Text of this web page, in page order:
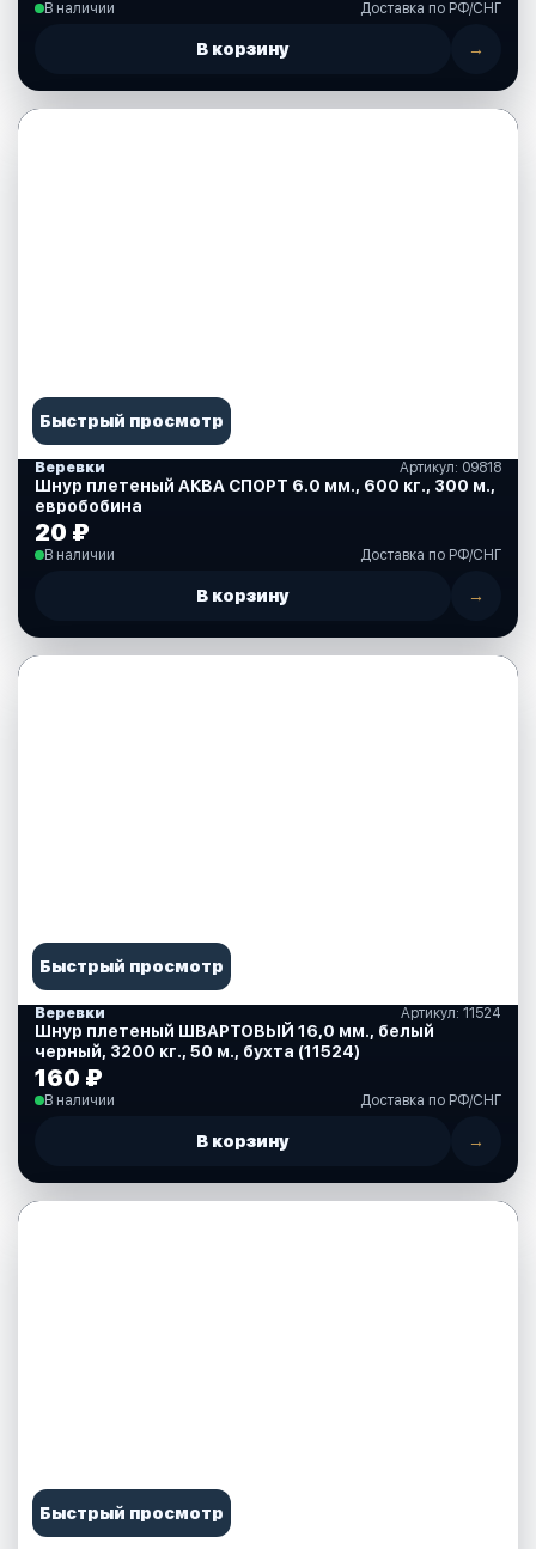
В наличии Доставка по РФ/СНГ
В корзину →
Быстрый просмотр
Веревки Артикул: 09818
Шнур плетеный АКВА СПОРТ 6.0 мм., 600 кг., 300 м.,
евробобина
20 ₽
В наличии Доставка по РФ/СНГ
В корзину →
Быстрый просмотр
Веревки Артикул: 11524
Шнур плетеный ШВАРТОВЫЙ 16,0 мм., белый
черный, 3200 кг., 50 м., бухта (11524)
160 ₽
В наличии Доставка по РФ/СНГ
В корзину →
Быстрый просмотр